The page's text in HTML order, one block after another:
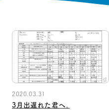
2020.03.31
3月出遅れた君へ。